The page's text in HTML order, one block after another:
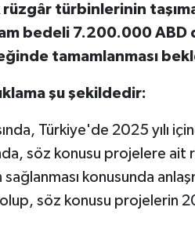
rüzgâr türbinlerinin
bedeli 7.200.000 ABD
tamamlanması
şu şekildedir:
Türkiye'de 2025 yılı
söz konusu projelere ait
konusunda
söz konusu projelerin